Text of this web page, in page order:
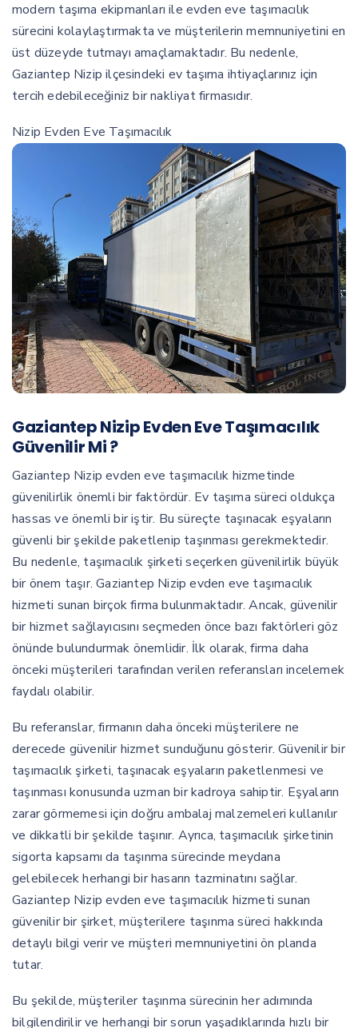
modern taşıma ekipmanları ile evden eve taşımacılık
sürecini kolaylaştırmakta ve müşterilerin memnuniyetini en
üst düzeyde tutmayı amaçlamaktadır. Bu nedenle,
Gaziantep Nizip ilçesindeki ev taşıma ihtiyaçlarınız için
tercih edebileceğiniz bir nakliyat firmasıdır.
Nizip Evden Eve Taşımacılık
Gaziantep Nizip Evden Eve Taşımacılık
Güvenilir Mi ?
Gaziantep Nizip evden eve taşımacılık hizmetinde
güvenilirlik önemli bir faktördür. Ev taşıma süreci oldukça
hassas ve önemli bir iştir. Bu süreçte taşınacak eşyaların
güvenli bir şekilde paketlenip taşınması gerekmektedir.
Bu nedenle, taşımacılık şirketi seçerken güvenilirlik büyük
bir önem taşır. Gaziantep Nizip evden eve taşımacılık
hizmeti sunan birçok firma bulunmaktadır. Ancak, güvenilir
bir hizmet sağlayıcısını seçmeden önce bazı faktörleri göz
önünde bulundurmak önemlidir. İlk olarak, firma daha
önceki müşterileri tarafından verilen referansları incelemek
faydalı olabilir.
Bu referanslar, firmanın daha önceki müşterilere ne
derecede güvenilir hizmet sunduğunu gösterir. Güvenilir bir
taşımacılık şirketi, taşınacak eşyaların paketlenmesi ve
taşınması konusunda uzman bir kadroya sahiptir. Eşyaların
zarar görmemesi için doğru ambalaj malzemeleri kullanılır
ve dikkatli bir şekilde taşınır. Ayrıca, taşımacılık şirketinin
sigorta kapsamı da taşınma sürecinde meydana
gelebilecek herhangi bir hasarın tazminatını sağlar.
Gaziantep Nizip evden eve taşımacılık hizmeti sunan
güvenilir bir şirket, müşterilere taşınma süreci hakkında
detaylı bilgi verir ve müşteri memnuniyetini ön planda
tutar.
Bu şekilde, müşteriler taşınma sürecinin her adımında
bilgilendirilir ve herhangi bir sorun yaşadıklarında hızlı bir